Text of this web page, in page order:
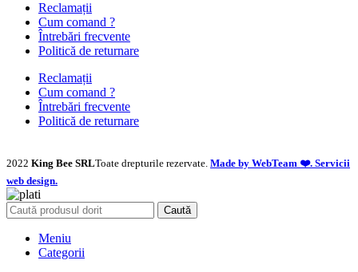
Reclamații
Cum comand ?
Întrebări frecvente
Politică de returnare
Reclamații
Cum comand ?
Întrebări frecvente
Politică de returnare
2022 King Bee SRLToate drepturile rezervate. Made by WebTeam ❤️. Servicii
web design.
Caută
Meniu
Categorii